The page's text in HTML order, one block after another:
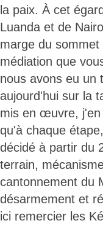
la paix. À cet
Luanda et de
marge du
médiation que
nous avons eu un
aujourd'hui sur la
mis en œuvre, j'en
qu'à chaque
décidé à partir du
terrain,
cantonnement du
désarmement et
ici remercier les